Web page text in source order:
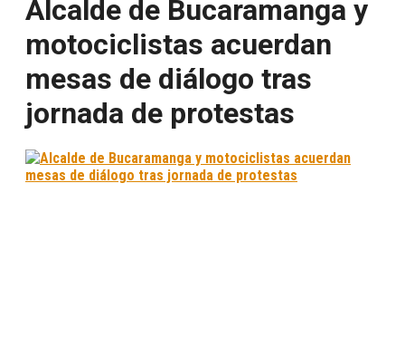
Alcalde de Bucaramanga y
motociclistas acuerdan
mesas de diálogo tras
jornada de protestas